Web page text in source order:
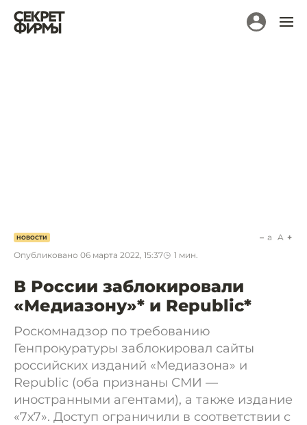
НОВОСТИ
Опубликовано 06 марта 2022, 15:37 1 мин.
a A
В России заблокировали
«Медиазону»* и Republic*
Роскомнадзор по требованию
Генпрокуратуры заблокировал сайты
российских изданий «Медиазона» и
Republic (оба признаны СМИ —
иностранными агентами), а также издание
«7х7». Доступ ограничили в соответствии с